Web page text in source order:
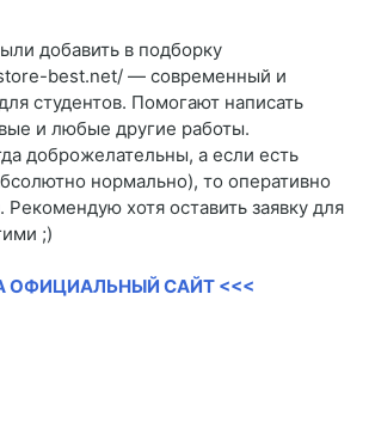
добавить в подборку
best.net/ — современный и
студентов. Помогают написать
и любые другие работы.
доброжелательны, а если есть
нормально), то оперативно
хотя оставить заявку для
;)
ОФИЦИАЛЬНЫЙ САЙТ <<<